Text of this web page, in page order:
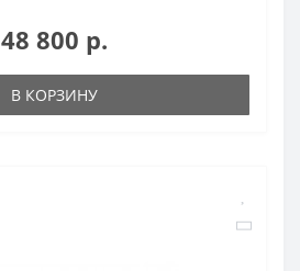
48 800 р.
В КОРЗИНУ